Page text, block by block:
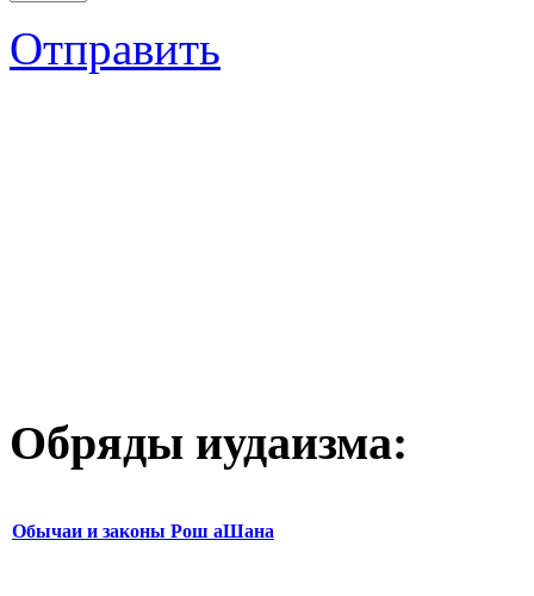
Отправить
Обряды иудаизма:
Обычаи и законы Рош аШана